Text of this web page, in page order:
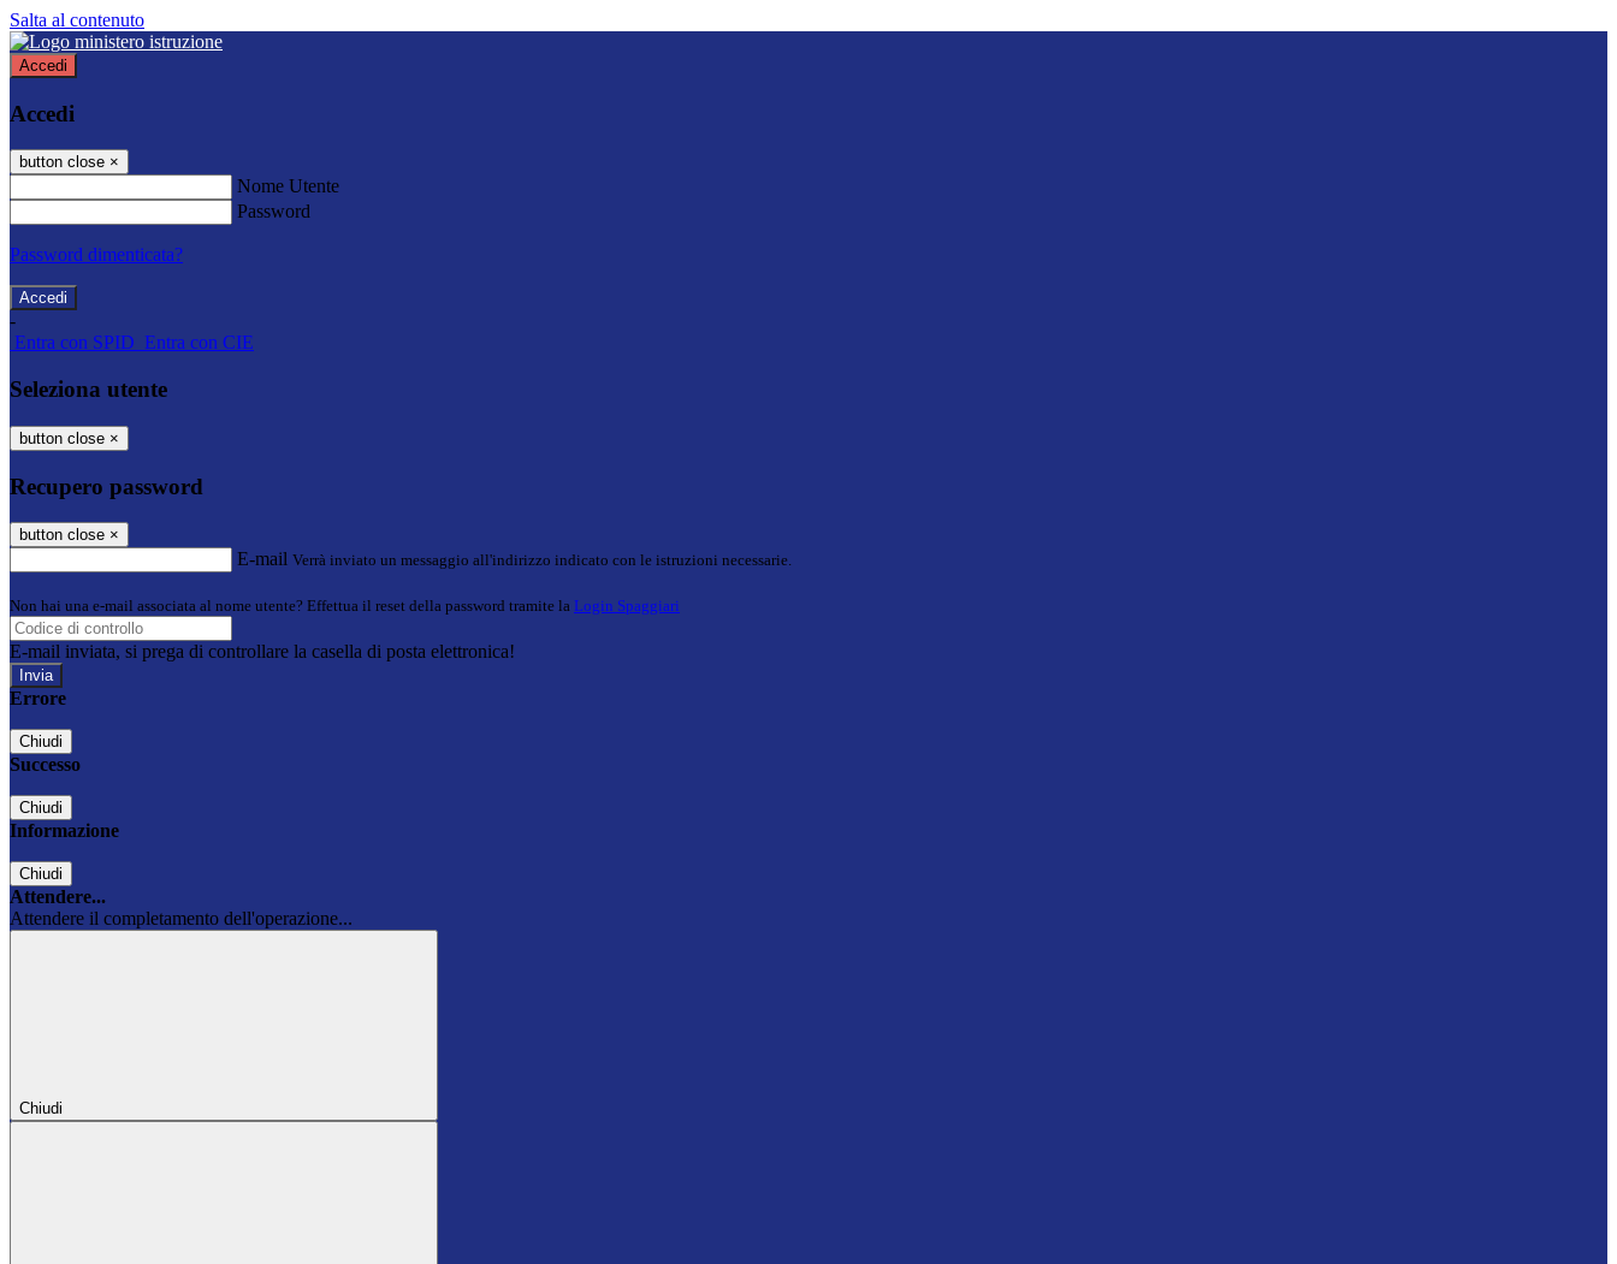
Salta al contenuto
Accedi
Accedi
button close ×
Nome Utente
Password
Password dimenticata?
-
Entra con SPID Entra con CIE
Seleziona utente
button close ×
Recupero password
button close ×
E-mail Verrà inviato un messaggio all'indirizzo indicato con le istruzioni necessarie.
Non hai una e-mail associata al nome utente? Effettua il reset della password tramite la Login Spaggiari
E-mail inviata, si prega di controllare la casella di posta elettronica!
Errore
Chiudi
Successo
Chiudi
Informazione
Chiudi
Attendere...
Attendere il completamento dell'operazione...
Chiudi